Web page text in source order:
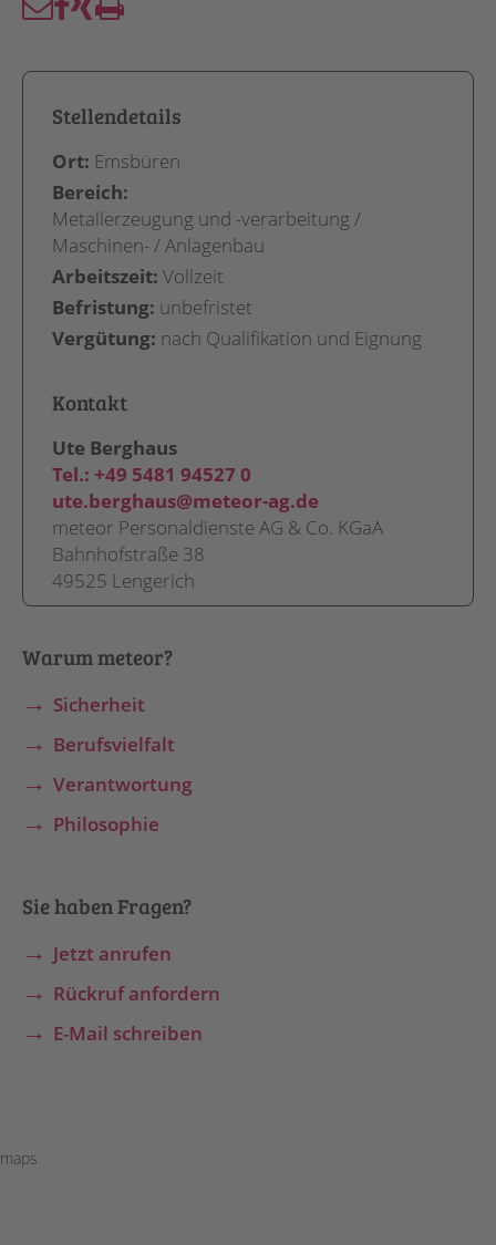
Stellendetails
Ort: Emsbüren
Bereich:
Metallerzeugung und -verarbeitung /
Maschinen- / Anlagenbau
Arbeitszeit: Vollzeit
Befristung: unbefristet
Vergütung: nach Qualifikation und Eignung
Kontakt
Ute Berghaus
Tel.: +49 5481 94527 0
ute.berghaus@meteor-ag.de
meteor Personaldienste AG & Co. KGaA
Bahnhofstraße 38
49525 Lengerich
Warum meteor?
Sicherheit
Berufsvielfalt
Verantwortung
Philosophie
Sie haben Fragen?
Jetzt anrufen
Rückruf anfordern
E-Mail schreiben
maps